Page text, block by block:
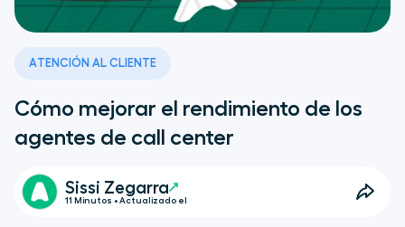
ATENCIÓN AL CLIENTE
Cómo mejorar el rendimiento de los
agentes de call center
Sissi Zegarra
11 Minutos • Actualizado el